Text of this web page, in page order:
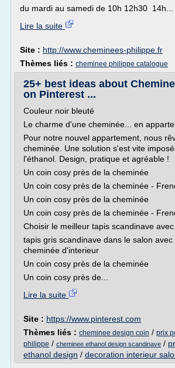
du mardi au samedi de 10h 12h30 14h...
Lire la suite
Site : http://www.cheminees-philippe.fr
Thèmes liés : cheminee philippe catalogue
25+ best ideas about
on Pinterest ...
Couleur noir bleuté
Le charme d'une cheminée... en
Pour notre nouvel appartement, nous
cheminée. Une solution s'est vite
l'éthanol. Design, pratique et agréable !
Un coin cosy près de la cheminée
Un coin cosy près de la cheminée -
Un coin cosy près de la cheminée
Un coin cosy près de la cheminée -
Choisir le meilleur tapis scandinave
tapis gris scandinave dans le salon
cheminée d'interieur
Un coin cosy près de la cheminée
Un coin cosy près de...
Lire la suite
Site : https://www.pinterest.com
Thèmes liés : cheminee design coin / prix
philippe / cheminee ethanol design scandinave /
ethanol design / decoration interieur